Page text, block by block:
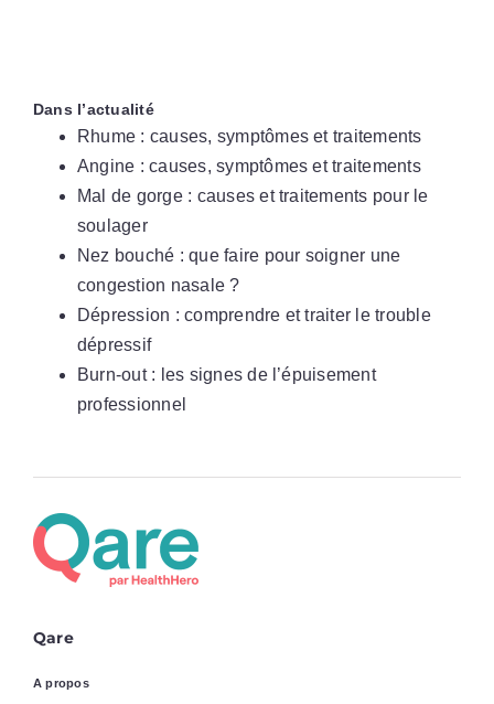
Dans l’actualité
Rhume : causes, symptômes et traitements
Angine : causes, symptômes et traitements
Mal de gorge : causes et traitements pour le
soulager
Nez bouché : que faire pour soigner une
congestion nasale ?
Dépression : comprendre et traiter le trouble
dépressif
Burn-out : les signes de l’épuisement
professionnel
Qare
A propos